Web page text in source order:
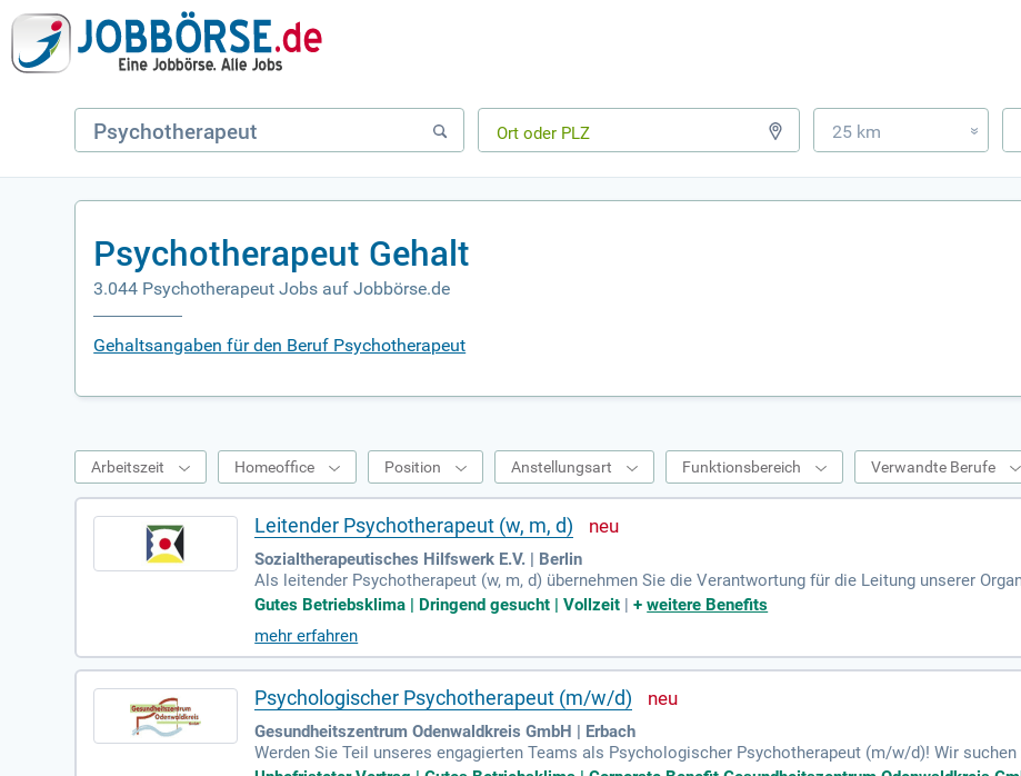
25 km »
Psychotherapeut Gehalt
3.044 Psychotherapeut Jobs auf Jobbörse.de
Gehaltsangaben für den Beruf Psychotherapeut
Arbeitszeit Homeoffice Position Anstellungsart Funktionsbereich Verwandte Berufe
Leitender Psychotherapeut (w, m, d)
Sozialtherapeutisches Hilfswerk E.V. | Berlin
Als leitender Psychotherapeut (w, m, d) übernehmen Sie die Verantwortung für die Leitung unserer
enarbeit mit Personal-, Finanz- und Vertragsmanagement. Ihre Aufgaben umfassen die
gement, das Sie souverän leiten oder delegieren. Sie sind approbierter Psychotherapeut mit Erfahrung
rfügen über umfangreiche Kenntnisse moderner Bürokommunikation. Ihre ausgeprägte
sind für diesen Job essenziell. Sie denken unternehmerisch, handeln innovativ und bringen eine
Gutes Betriebsklima | Dringend gesucht | Vollzeit |+weitere Benefits
mehr erfahren
Psychologischer Psychotherapeut (m/w/d)
Gesundheitszentrum Odenwaldkreis GmbH | Erbach
Werden Sie Teil unseres engagierten Teams als Psychologischer Psychotherapeut (m/w/d)! Wir